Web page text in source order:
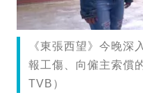
《東張西望》今晚深
報工傷、向僱主索償
TVB）